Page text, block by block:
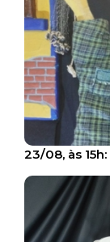
23/08, às 15h: